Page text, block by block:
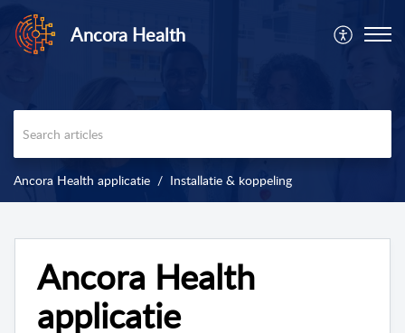
Ancora Health
Ancora Health applicatie Installatie & koppeling
Ancora Health
applicatie